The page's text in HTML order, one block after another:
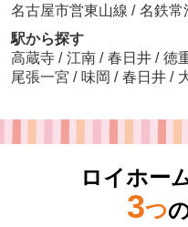
名古屋市営東山線 / 名鉄常
駅から探す
高蔵寺 / 江南 / 春日井 / 徳
尾張一宮 / 味岡 / 春日井 /
ロイホー
3つ